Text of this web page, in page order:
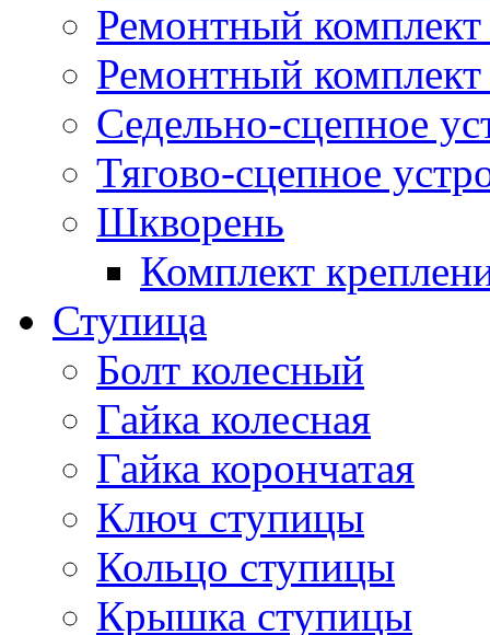
Ремонтный
Ремонтный комплект
Седельно-сцепное
Тягово-сцепное
Шкворень
Комплект
Ступица
Болт колесный
Гайка колесная
Гайка корончатая
Ключ ступицы
Кольцо ступицы
Крышка ступицы